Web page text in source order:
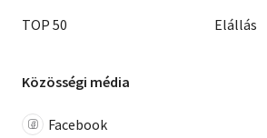
TOP 50
Elállás
Közösségi média
Facebook